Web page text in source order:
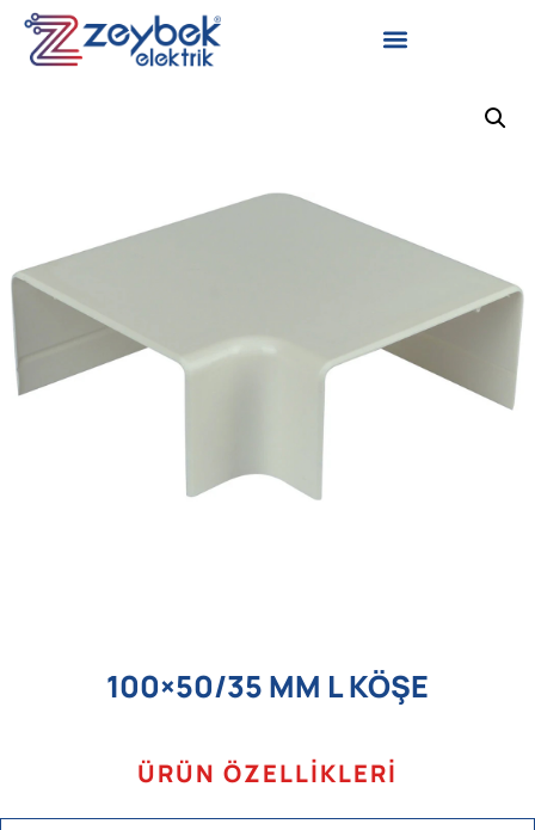
100×50/35 MM L KÖŞE
ÜRÜN ÖZELLIKLERI